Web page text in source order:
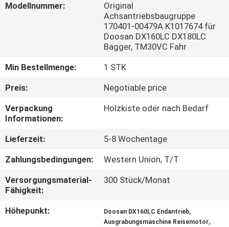
UNS
TOUR
QUALITÄTSKONTROLLE
NACHRICHTEN
ALLE
FÄLLE
Modellnummer:
Original
Achsantriebsbaugruppe
170401-00479A K1017674 für
Doosan DX160LC DX180LC
Bagger, TM30VC Fahr
Min Bestellmenge:
1 STK
Preis:
Negotiable price
Verpackung
Informationen:
Holzkiste oder nach Bedarf
Lieferzeit:
5-8 Wochentage
Zahlungsbedingungen:
Western Union, T/T
Versorgungsmaterial-
Fähigkeit:
300 Stück/Monat
Höhepunkt: Doosan DX160LC Endantrieb,
Ausgrabungsmaschine Reisemotor,